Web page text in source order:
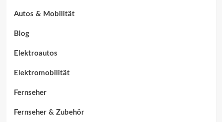
Autos & Mobilität
Blog
Elektroautos
Elektromobilität
Fernseher
Fernseher & Zubehör